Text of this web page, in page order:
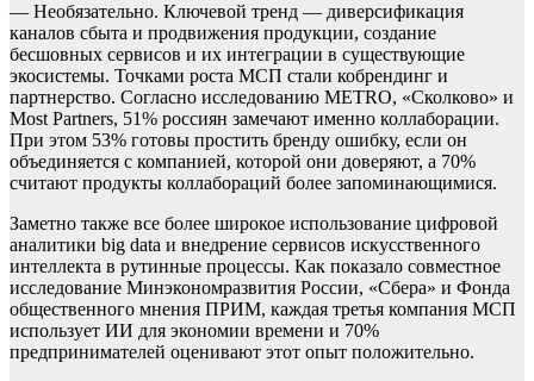
— Необязательно. Ключевой тренд — диверсификация
каналов сбыта и продвижения продукции, создание
бесшовных сервисов и их интеграции в существующие
экосистемы. Точками роста МСП стали кобрендинг и
партнерство. Согласно исследованию METRO, «Сколково» и
Most Partners, 51% россиян замечают именно коллаборации.
При этом 53% готовы простить бренду ошибку, если он
объединяется с компанией, которой они доверяют, а 70%
считают продукты коллабораций более запоминающимися.
Заметно также все более широкое использование цифровой
аналитики big data и внедрение сервисов искусственного
интеллекта в рутинные процессы. Как показало совместное
исследование Минэкономразвития России, «Сбера» и Фонда
общественного мнения ПРИМ, каждая третья компания МСП
использует ИИ для экономии времени и 70%
предпринимателей оценивают этот опыт положительно.